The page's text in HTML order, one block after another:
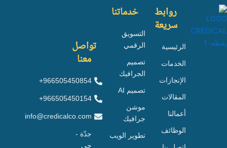
روابط
سريعة
الرئيسية
الخدمات
الإنجازات
المقالات
أعمالنا
الوظائف
خدماتنا
التسويق
الرقمي
تصميم
الجرافيك
تصميم AI
موشن
جرافيك
تطوير الويب
تواصل
معنا
966505450854+
966505450154+
info@credicalco.com
جدّة -
حي